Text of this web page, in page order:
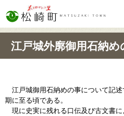
江戸城外廓御用石納め
江戸城御用石納めの事について記
期に至る頃である。
現に史実に残れる口伝及び古文書